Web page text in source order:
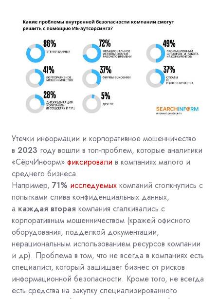
Утечки информации и корпоративное мошенничество
в 2023 году вошли в топ-проблем, которые аналитики
«СёрчИнформ» фиксировали в компаниях малого и
среднего бизнеса.
Например, 71% исследуемых компаний столкнулись с
попытками слива конфиденциальных данных,
а каждая вторая компания сталкивались с
корпоративным мошенничеством (кражей офисного
оборудования, подделкой документации,
нерациональным использованием ресурсов компании
и др). Проблема в том, что не всегда в компаниях есть
специалист, который защищает бизнес от рисков
информационной безопасности. Кроме того, не всегда
есть средства на закупку специализированного